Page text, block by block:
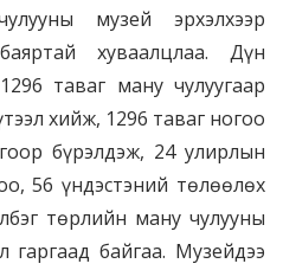
музей эрхэлхээр
хуваалцлаа. Дүн
таваг ману чулуугаар
хийж, 1296 таваг ногоо
бүрэлдэж, 24 улирлын
56 үндэстэний төлөөлөх
төрлийн ману чулууны
гаргаад байгаа. Музейдээ